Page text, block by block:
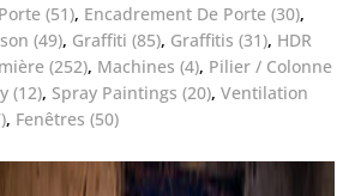
Porte (51), Encadrement De Porte (30),
(49), Graffiti (85), Graffitis (31), HDR
(252), Machines (4), Pilier / Colonne
(12), Spray Paintings (20), Ventilation
, Fenêtres (50)